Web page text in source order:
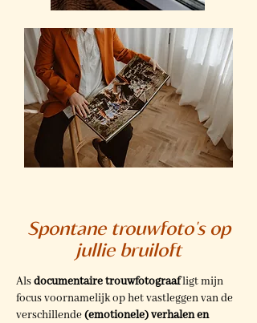
Spontane trouwfoto's op
jullie bruiloft
Alsdocumentaire trouwfotograafligt mijn
focus voornamelijk op het vastleggen van de
verschillende(emotionele) verhalen en